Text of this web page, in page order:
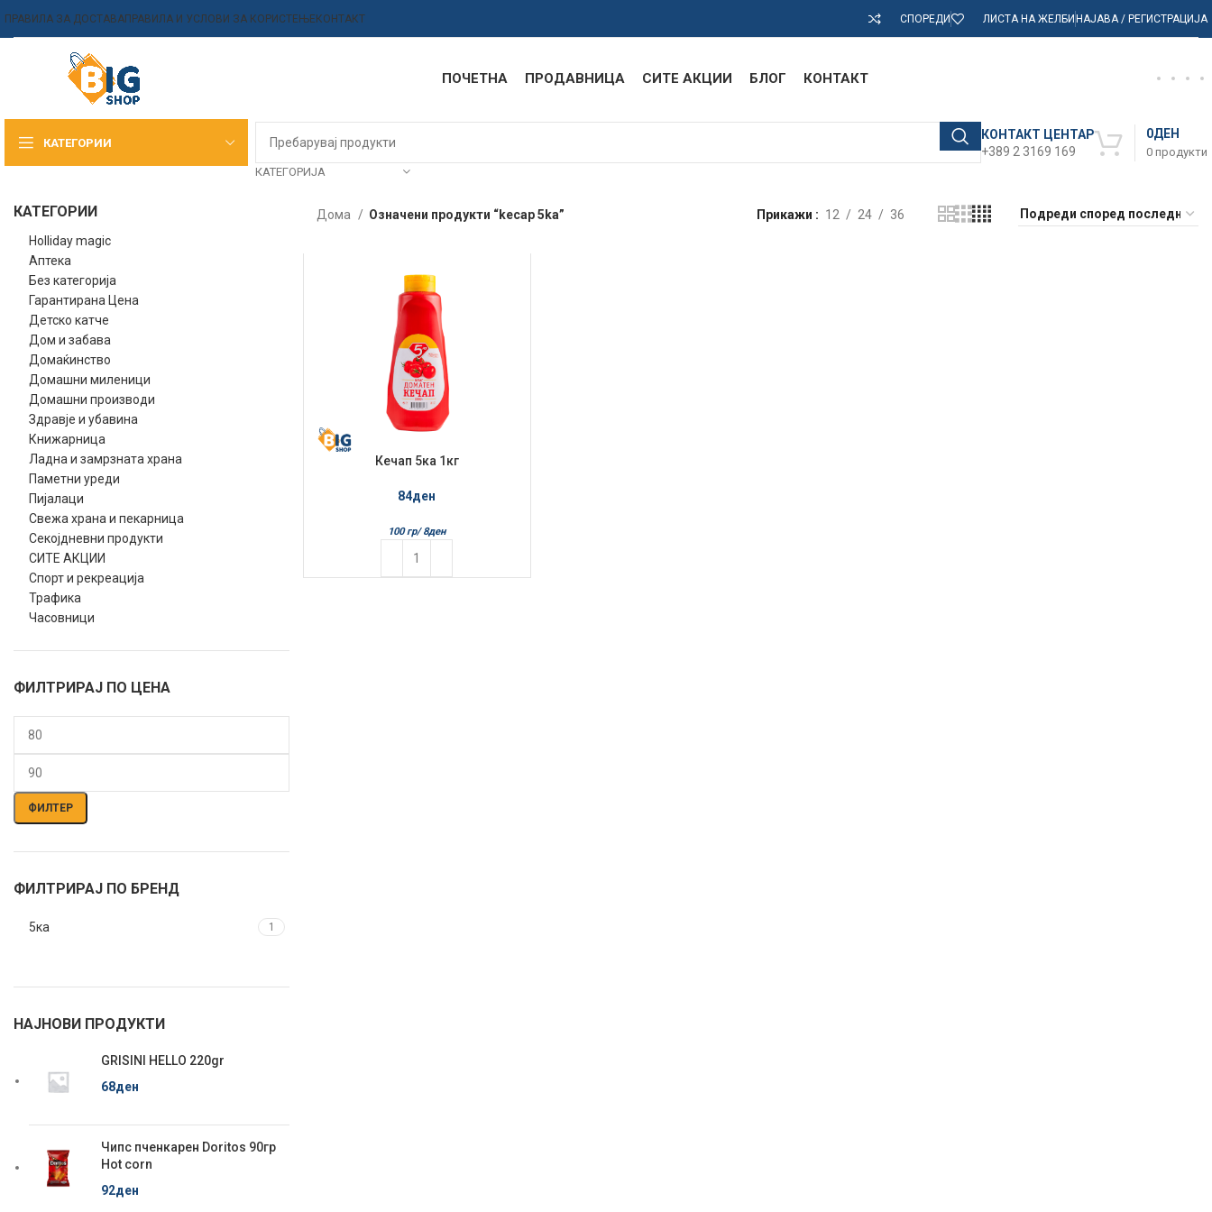
ПРАВИЛА ЗА ДОСТАВАПРАВИЛА И УСЛОВИ ЗА КОРИСТЕЊЕКОНТАКТ СПОРЕДИ ЛИСТА НА ЖЕЛБИНАЈАВА / РЕГИСТРАЦИЈА
ПОЧЕТНА ПРОДАВНИЦА СИТЕ АКЦИИ БЛОГ КОНТАКТ
КАТЕГОРИИ
КАТЕГОРИЈА
КОНТАКТ ЦЕНТАР
+389 2 3169 169
0 продукти
0ДЕН
КАТЕГОРИИ
Holliday magic
Аптека
Без категорија
Гарантирана Цена
Детско катче
Дом и забава
Домаќинство
Домашни миленици
Домашни производи
Здравје и убавина
Книжарница
Ладна и замрзната храна
Паметни уреди
Пијалаци
Свежа храна и пекарница
Секојдневни продукти
СИТЕ АКЦИИ
Спорт и рекреација
Трафика
Часовници
ФИЛТРИРАЈ ПО ЦЕНА
Мин.
цена
Макс.
цена
ФИЛТЕР
ФИЛТРИРАЈ ПО БРЕНД
5ка 1
НАЈНОВИ ПРОДУКТИ
GRISINI HELLO 220gr
68ден
Чипс пченкарен Doritos 90гр
Hot corn
92ден
Дома Означени продукти “kecap 5ka” Прикажи 12 24 36
Кечап 5ка 1кг
84ден
100 гр/ 8ден